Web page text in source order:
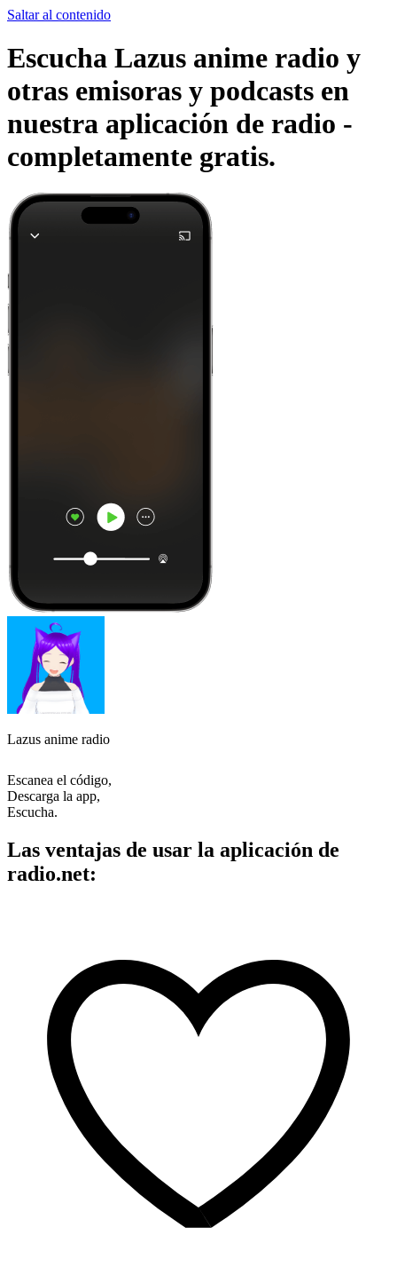
Saltar al contenido
Escucha Lazus anime radio y
otras emisoras y podcasts en
nuestra aplicación de radio -
completamente gratis.
Lazus anime radio
Escanea el código,
Descarga la app,
Escucha.
Las ventajas de usar la aplicación de
radio.net: